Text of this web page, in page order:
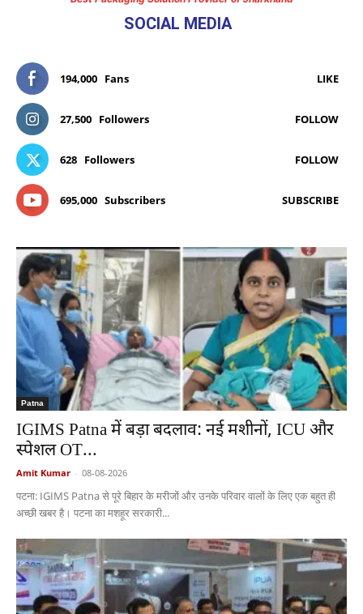
SOCIAL MEDIA
194,000 Fans LIKE
27,500 Followers FOLLOW
628 Followers FOLLOW
695,000 Subscribers SUBSCRIBE
Patna
IGIMS Patna में बड़ा बदलाव: नई मशीनों, ICU और
स्पेशल OT...
Amit Kumar - 08-08-2026
पटना: IGIMS Patna से पूरे बिहार के मरीजों और उनके परिवार वालों के लिए एक बहुत ही
अच्छी खबर है। पटना का मशहूर सरकारी...